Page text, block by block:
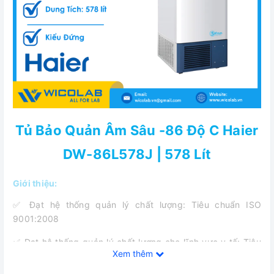
Tủ Bảo Quản Âm Sâu -86 Độ C Haier
DW-86L578J | 578 Lít
Giới thiệu:
✅ Đạt hệ thống quản lý chất lượng: Tiêu chuẩn ISO
9001:2008
✅ Đạt hệ thống quản lý chất lượng cho lĩnh vực y tế: Tiêu
chuẩn EN ISO 13485:2003 AC:2007
Xem thêm